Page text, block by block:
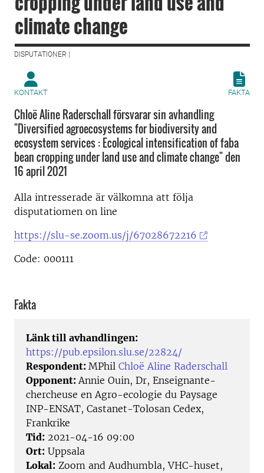
climate change
DISPUTATIONER |
KONTAKT FAKTA
Chloë Aline Raderschall försvarar sin avhandling
"Diversified agroecosystems for biodiversity and
ecosystem services : Ecological intensification of faba
bean cropping under land use and climate change" den
16 april 2021
Alla intresserade är välkomna att följa
disputatiomen on line
https://slu-se.zoom.us/j/67028672216
Code: 000111
Fakta
Länk till avhandlingen:
https://pub.epsilon.slu.se/22824/
Respondent: MPhil Chloë Aline Raderschall
Opponent:Annie Ouin, Dr, Enseignante-
chercheuse en Agro-ecologie du Paysage
INP-ENSAT, Castanet-Tolosan Cedex,
Frankrike
Tid: 2021-04-16 09:00
Ort: Uppsala
Lokal: Zoom and Audhumbla, VHC-huset,